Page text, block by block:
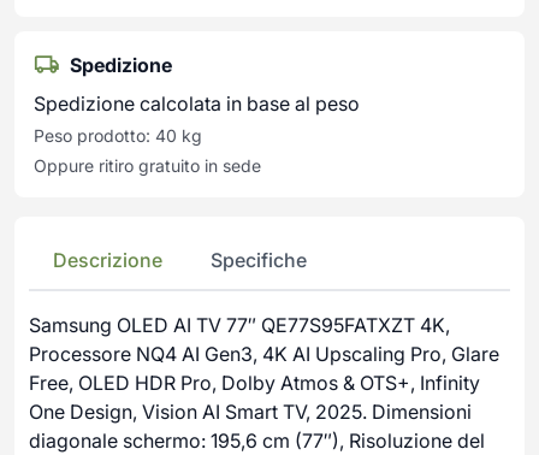
Spedizione
Spedizione calcolata in base al peso
Peso prodotto: 40 kg
Oppure ritiro gratuito in sede
Descrizione Specifiche
Samsung OLED AI TV 77″ QE77S95FATXZT 4K,
Processore NQ4 AI Gen3, 4K AI Upscaling Pro, Glare
Free, OLED HDR Pro, Dolby Atmos & OTS+, Infinity
One Design, Vision AI Smart TV, 2025. Dimensioni
diagonale schermo: 195,6 cm (77″), Risoluzione del